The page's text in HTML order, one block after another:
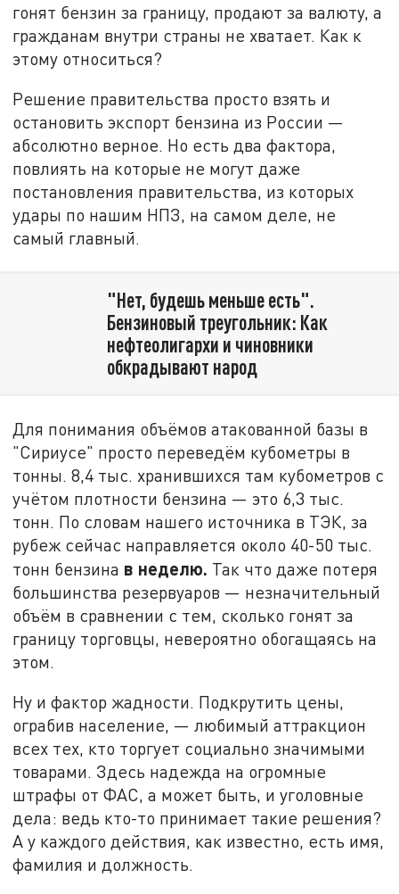
гонят бензин за границу, продают за валюту, а
гражданам внутри страны не хватает. Как к
этому относиться?
Решение правительства просто взять и
остановить экспорт бензина из России —
абсолютно верное. Но есть два фактора,
повлиять на которые не могут даже
постановления правительства, из которых
удары по нашим НПЗ, на самом деле, не
самый главный.
"Нет, будешь меньше есть".
Бензиновый треугольник: Как
нефтеолигархи и чиновники
обкрадывают народ
Для понимания объёмов атакованной базы в
"Сириусе" просто переведём кубометры в
тонны. 8,4 тыс. хранившихся там кубометров с
учётом плотности бензина — это 6,3 тыс.
тонн. По словам нашего источника в ТЭК, за
рубеж сейчас направляется около 40-50 тыс.
тонн бензина в неделю. Так что даже потеря
большинства резервуаров — незначительный
объём в сравнении с тем, сколько гонят за
границу торговцы, невероятно обогащаясь на
этом.
Ну и фактор жадности. Подкрутить цены,
ограбив население, — любимый аттракцион
всех тех, кто торгует социально значимыми
товарами. Здесь надежда на огромные
штрафы от ФАС, а может быть, и уголовные
дела: ведь кто-то принимает такие решения?
А у каждого действия, как известно, есть имя,
фамилия и должность.